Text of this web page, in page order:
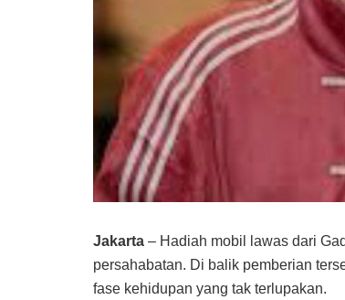
Jakarta – Hadiah mobil lawas dari
persahabatan. Di balik pemberian
fase kehidupan yang tak terlupakan.